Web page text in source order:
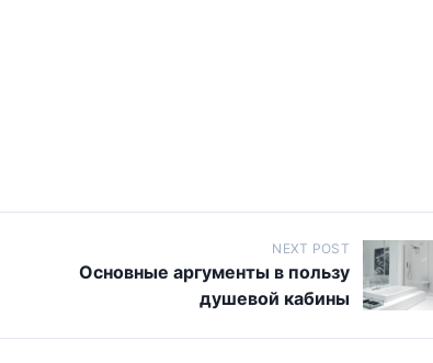
NEXT POST
Основные аргументы в пользу
душевой кабины